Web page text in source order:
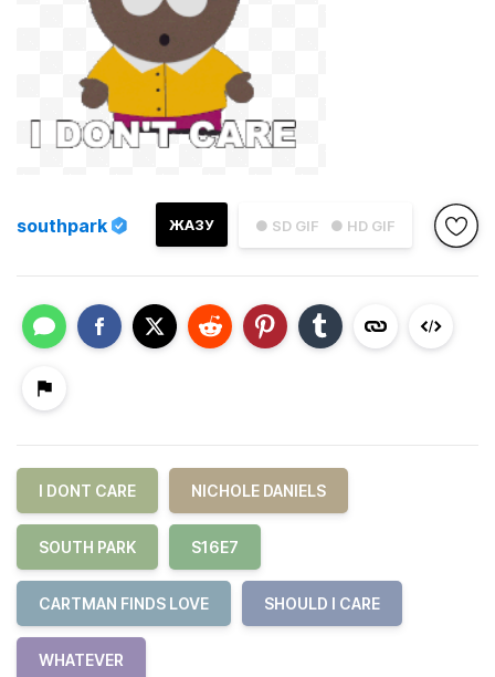
● SD GIF ● HD GIF
ЖАЗУ
southpark
I DONT CARE NICHOLE DANIELS
SOUTH PARK S16E7
CARTMAN FINDS LOVE SHOULD I CARE
WHATEVER